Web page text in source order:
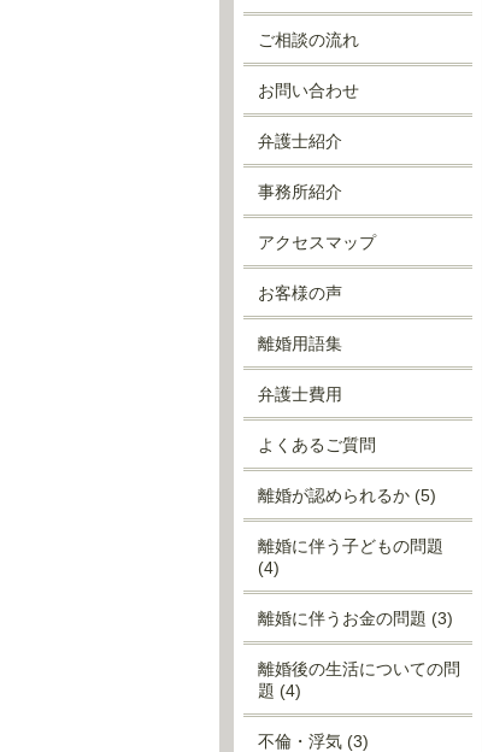
ご相談の流れ
お問い合わせ
弁護士紹介
事務所紹介
アクセスマップ
お客様の声
離婚用語集
弁護士費用
よくあるご質問
離婚が認められるか (5)
離婚に伴う子どもの問題
(4)
離婚に伴うお金の問題 (3)
離婚後の生活についての問
題 (4)
不倫・浮気 (3)